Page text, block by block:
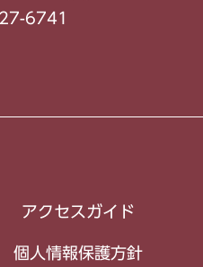
6741
アクセスガイド
個人情報保護方針